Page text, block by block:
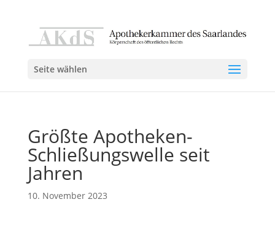
Seite wählen
Größte Apotheken-
Schließungswelle seit
Jahren
10. November 2023